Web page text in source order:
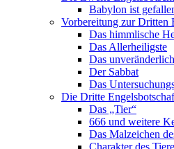
Babylon ist
Vorbereitung zur Dritten
Das himmlische
Das Allerheiligste
Das
Der Sabbat
Das
Die Dritte
Das „Tier“
666 und weitere
Das Malzeichen
Charakter des